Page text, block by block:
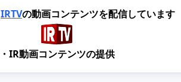
IRTVの動画コンテンツを配信しています
・IR動画コンテンツの提供